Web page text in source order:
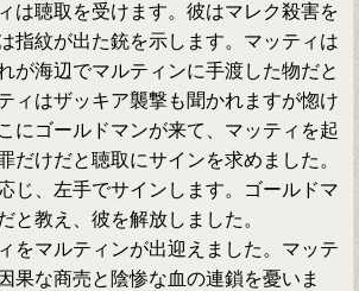
は聴取を受けます。彼はマレク殺害を
指紋が出た銃を示します。マッティは
が海辺でマルティンに手渡した物だと
ィはザッキア襲撃も聞かれますが惚け
にゴールドマンが来て、マッティを起
だけだと聴取にサインを求めました。
じ、左手でサインします。ゴールドマ
と教え、彼を解放しました。
をマルティンが出迎えました。マッテ
果な商売と陰惨な血の連鎖を憂いま